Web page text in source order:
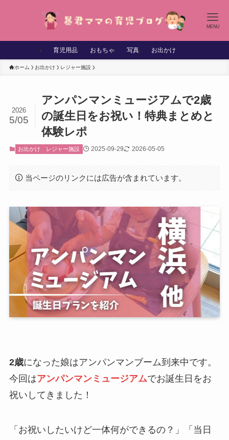
MENU
育児用品 おもちゃ 写真 お出かけ
ホーム お出かけ レジャー施設
アンパンマンミュージアムで2歳
の誕生日をお祝い！特典まとめと
体験レポ
2026
5/05
お出かけ レジャー施設 2025-09-29 2026-05-05
当ページのリンクには広告が含まれています。
2歳になった娘はアンパンマンブーム到来中です。
今回はアンパンマンミュージアムでお誕生日をお
祝いしてきました！
「お祝いしたいけど一体何ができるの？」「当日